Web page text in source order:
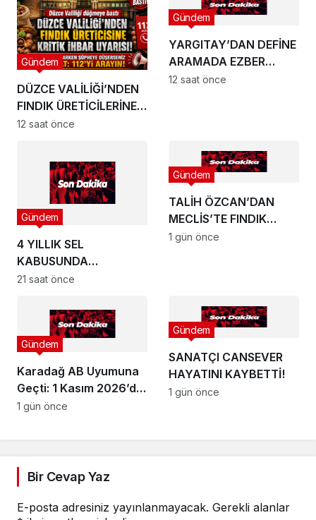
DÜZCE VALİLİĞİ’NDEN
FINDIK ÜRETİCİLERİNE
BÜYÜK UYARI
Gündem
12 saat önce
YARGITAY’DAN DEFİNE
ARAMADA EZBER
BOZAN KARAR!
Gündem
12 saat önce
4 YILLIK SEL
KABUSUNDA
BÜROKRASİ
MUHATAP BULAMIYOR!
Gündem
21 saat önce
TALİH ÖZCAN’DAN
MECLİS’TE FINDIK
FİYATI TEPKİSİ:
Gündem
1 gün önce
Karadağ AB Uyumuna
Geçti: 1 Kasım 2026’da
Vize Muafiyeti Bitiyor !
Gündem
1 gün önce
SANATÇI CANSEVER
HAYATINI KAYBETTİ!
Gündem
1 gün önce
Bir Cevap Yaz
E-posta adresiniz yayınlanmayacak. Gerekli alanlar